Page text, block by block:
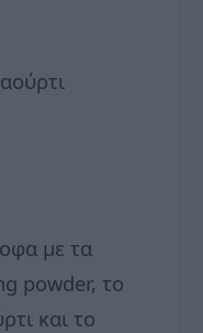
με τα
powder, το
και το